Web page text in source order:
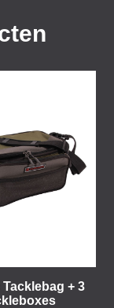
+ 3